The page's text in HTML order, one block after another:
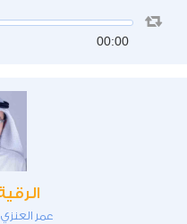
00:00
عمر العنزي